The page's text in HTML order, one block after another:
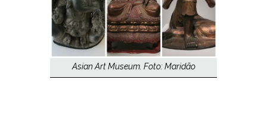
Asian Art Museum. Foto: Maridão